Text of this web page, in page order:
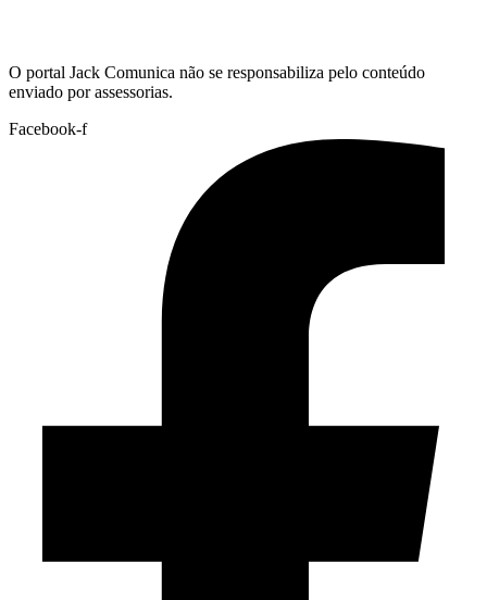
O portal Jack Comunica não se responsabiliza pelo conteúdo
enviado por assessorias.
Facebook-f